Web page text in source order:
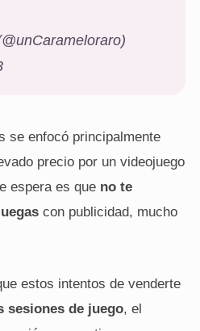
se enfocó principalmente
precio por un videojuego
espera es que no te
con publicidad, mucho
estos intentos de venderte
sesiones de juego, el